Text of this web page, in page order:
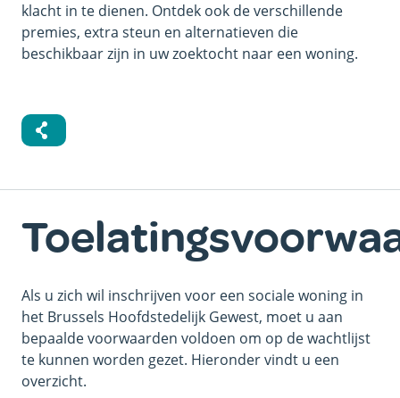
klacht in te dienen. Ontdek ook de verschillende
premies, extra steun en alternatieven die
beschikbaar zijn in uw zoektocht naar een woning.
Als u zich wil inschrijven voor een sociale woning in
het Brussels Hoofdstedelijk Gewest, moet u aan
bepaalde voorwaarden voldoen om op de wachtlijst
te kunnen worden gezet. Hieronder vindt u een
overzicht.